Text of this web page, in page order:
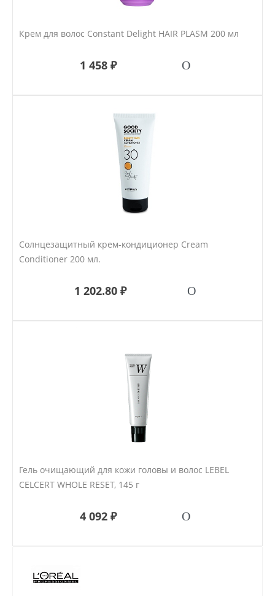
Крем для волос Constant Delight HAIR PLASM 200 мл
1 458 ₽
Солнцезащитный крем-кондиционер Cream
Conditioner 200 мл.
1 202.80 ₽
Гель очищающий для кожи головы и волос LEBEL
CELCERT WHOLE RESET, 145 г
4 092 ₽